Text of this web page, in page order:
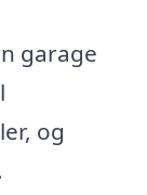
garage
og